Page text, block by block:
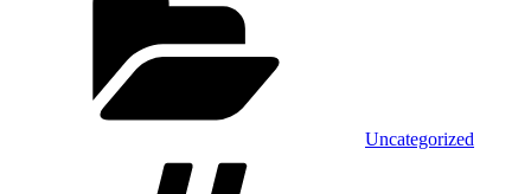
Uncategorized